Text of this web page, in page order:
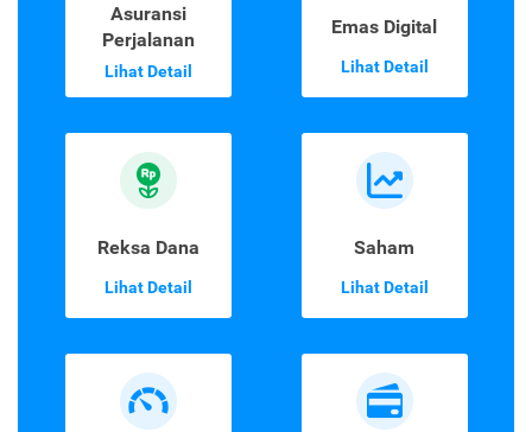
Asuransi
Perjalanan
Lihat Detail
Emas Digital
Lihat Detail
Reksa Dana
Lihat Detail
Saham
Lihat Detail